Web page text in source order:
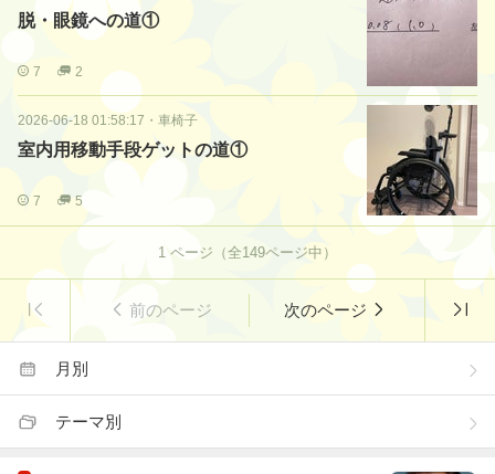
脱・眼鏡への道①
7 2
2026-06-18 01:58:17 ・ 車椅子
室内用移動手段ゲットの道①
7 5
1 ページ（全149ページ中）
前のページ 次のページ
月別
テーマ別